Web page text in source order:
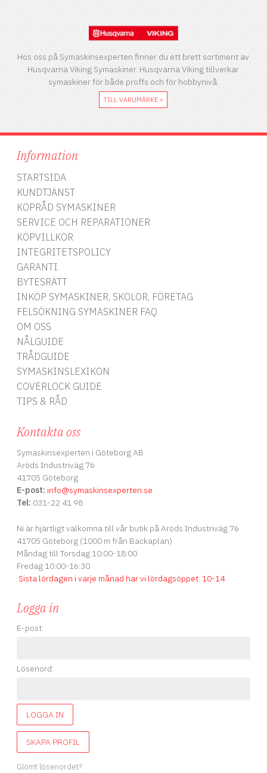
Hos oss på Symaskinsexperten finner du ett brett sortiment av
Husqvarna Viking Symaskiner. Husqvarna Viking tillverkar
symaskiner för både proffs och för hobbynivå.
TILL VARUMÄRKE »
Information
STARTSIDA
KUNDTJÄNST
KÖPRÅD SYMASKINER
SERVICE OCH REPARATIONER
KÖPVILLKOR
INTEGRITETSPOLICY
GARANTI
BYTESRÄTT
INKÖP SYMASKINER, SKOLOR, FÖRETAG
FELSÖKNING SYMASKINER FAQ
OM OSS
NÅLGUIDE
TRÅDGUIDE
SYMASKINSLEXIKON
COVERLOCK GUIDE
TIPS & RÅD
Kontakta oss
Symaskinsexperten i Göteborg AB
Aröds Industriväg 76
41705 Göteborg
E-post: info@symaskinsexperten.se
Tel: 031-22 41 98
Ni är hjärtligt välkomna till vår butik på Aröds Industriväg 76
41705 Göteborg (1000 m från Backaplan)
Måndag till Torsdag 10:00-18:00
Fredag 10:00-16:30
Sista lördagen i varje månad har vi lördagsöppet. 10-14
Logga in
E-post:
Lösenord:
LOGGA IN
SKAPA PROFIL
Glömt lösenordet?